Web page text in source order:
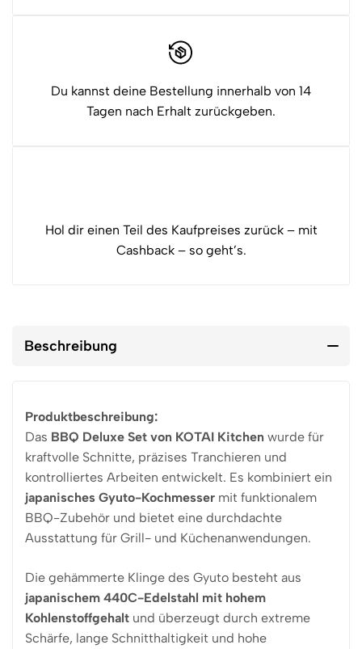
Du kannst deine Bestellung innerhalb von 14
Tagen nach Erhalt zurückgeben.
Hol dir einen Teil des Kaufpreises zurück – mit
Cashback – so geht’s.
Beschreibung
Produktbeschreibung:
Das BBQ Deluxe Set von KOTAI Kitchen wurde für
kraftvolle Schnitte, präzises Tranchieren und
kontrolliertes Arbeiten entwickelt. Es kombiniert ein
japanisches Gyuto-Kochmesser mit funktionalem
BBQ-Zubehör und bietet eine durchdachte
Ausstattung für Grill- und Küchenanwendungen.
Die gehämmerte Klinge des Gyuto besteht aus
japanischem 440C-Edelstahl mit hohem
Kohlenstoffgehalt und überzeugt durch extreme
Schärfe, lange Schnitthaltigkeit und hohe